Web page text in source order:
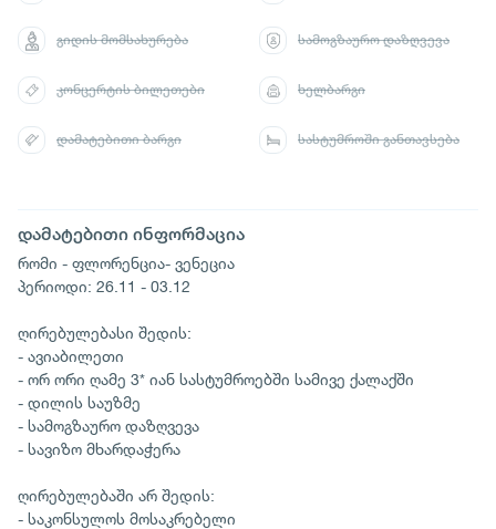
დამატებითი ინფორმაცია
რომი - ფლორენცია- ვენეცია
პერიოდი: 26.11 - 03.12
ღირებულებასი შედის:
- ავიაბილეთი
- ორ ორი ღამე 3* იან სასტუმროებში სამივე ქალაქში
- დილის საუზმე
- სამოგზაურო დაზღვევა
- სავიზო მხარდაჭერა
ღირებულებაში არ შედის:
- საკონსულოს მოსაკრებელი
გიდის მომსახურება სამოგზაურო დაზღვევა
კონცერტის ბილეთები ხელბარგი
დამატებითი ბარგი სასტუმროში განთავსება